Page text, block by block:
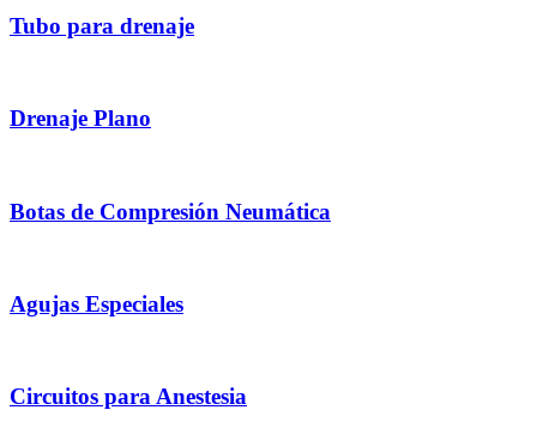
Tubo para drenaje
Drenaje Plano
Botas de Compresión Neumática
Agujas Especiales
Circuitos para Anestesia